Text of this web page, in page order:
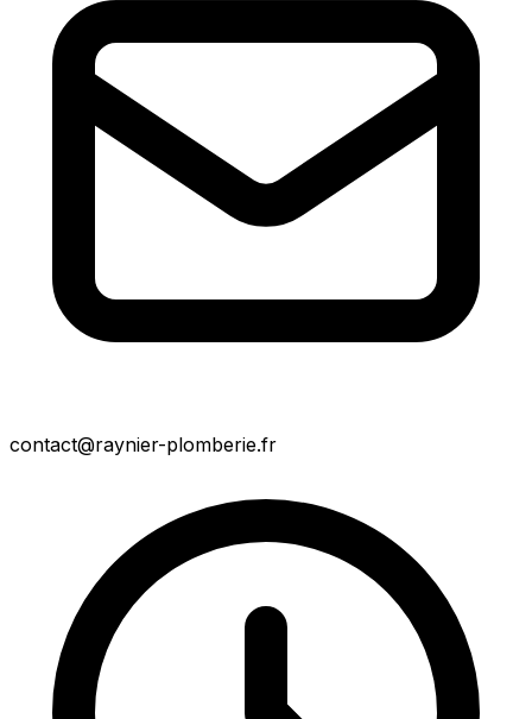
contact@raynier-plomberie.fr